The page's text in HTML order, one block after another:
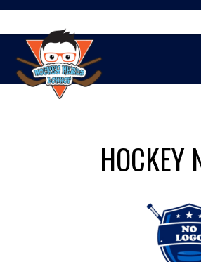
Springe
Inhalt
HOCKEY